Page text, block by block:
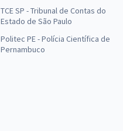
TCE SP - Tribunal de Contas do
Estado de São Paulo
Politec PE - Polícia Científica de
Pernambuco